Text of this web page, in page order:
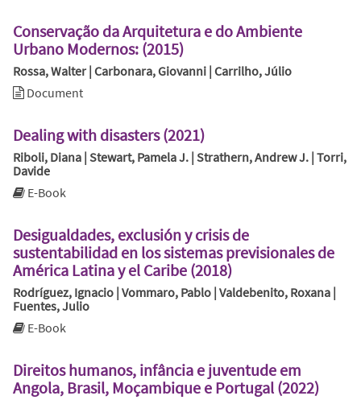
Conservação da Arquitetura e do Ambiente
Urbano Modernos: (2015)
Rossa, Walter | Carbonara, Giovanni | Carrilho, Júlio
Document
Dealing with disasters (2021)
Riboli, Diana | Stewart, Pamela J. | Strathern, Andrew J. | Torri,
Davide
E-Book
Desigualdades, exclusión y crisis de
sustentabilidad en los sistemas previsionales de
América Latina y el Caribe (2018)
Rodríguez, Ignacio | Vommaro, Pablo | Valdebenito, Roxana |
Fuentes, Julio
E-Book
Direitos humanos, infância e juventude em
Angola, Brasil, Moçambique e Portugal (2022)